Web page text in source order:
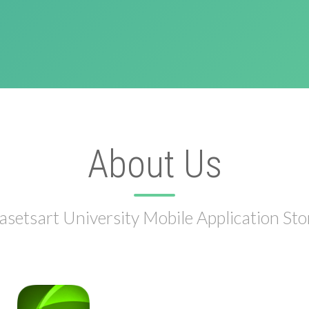
About Us
University Mobile Application